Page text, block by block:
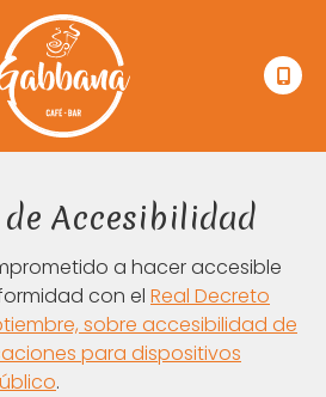
Accesibilidad
a hacer accesible
con el Real Decreto
sobre accesibilidad de
para dispositivos
.